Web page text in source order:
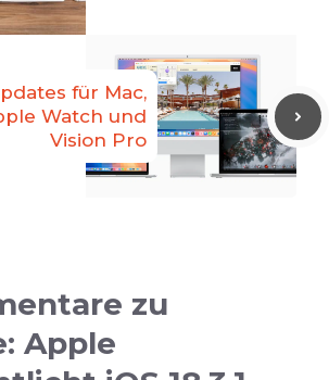
für Mac,
Watch und
Vision Pro
zu
Apple